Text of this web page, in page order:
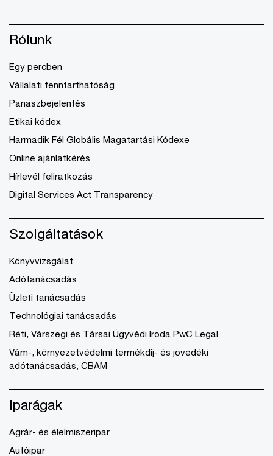
Rólunk
Egy percben
Vállalati fenntarthatóság
Panaszbejelentés
Etikai kódex
Harmadik Fél Globális Magatartási Kódexe
Online ajánlatkérés
Hírlevél feliratkozás
Digital Services Act Transparency
Szolgáltatások
Könyvvizsgálat
Adótanácsadás
Üzleti tanácsadás
Technológiai tanácsadás
Réti, Várszegi és Társai Ügyvédi Iroda PwC Legal
Vám-, környezetvédelmi termékdíj- és jövedéki
adótanácsadás, CBAM
Iparágak
Agrár- és élelmiszeripar
Autóipar